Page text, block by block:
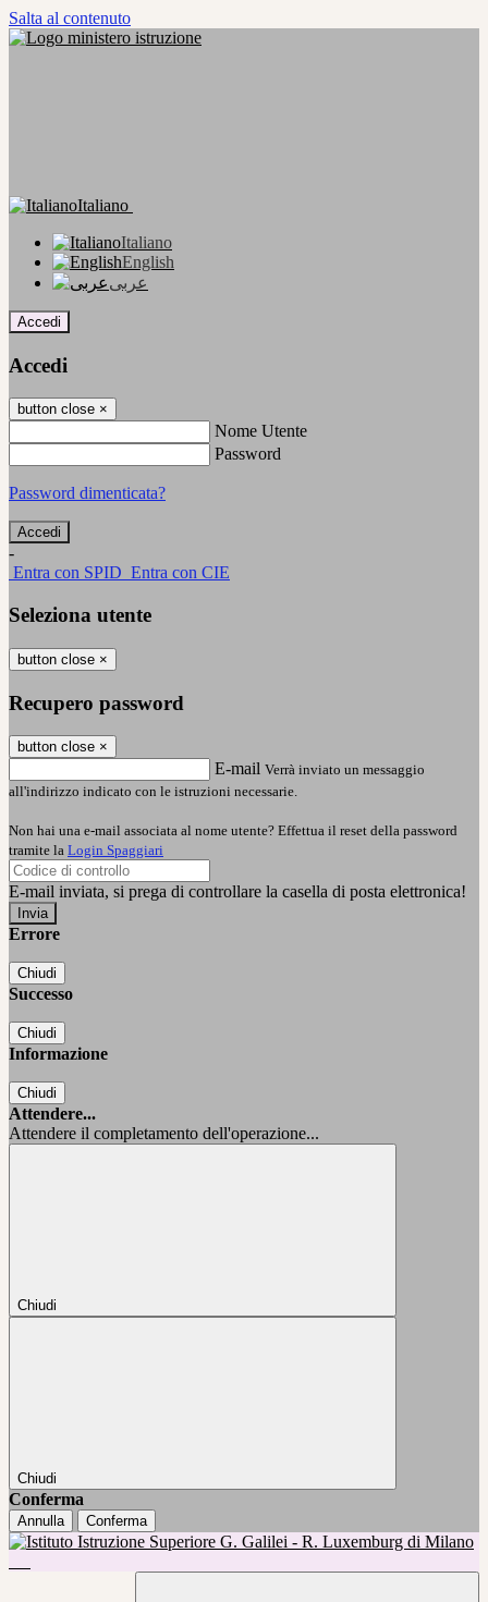
Salta al contenuto
Italiano
Italiano
English
عربى
Accedi
Accedi
button close ×
Nome Utente
Password
Password dimenticata?
-
Entra con SPID Entra con CIE
Seleziona utente
button close ×
Recupero password
button close ×
E-mail Verrà inviato un messaggio
all'indirizzo indicato con le istruzioni necessarie.
Non hai una e-mail associata al nome utente? Effettua il reset della password
tramite la Login Spaggiari
E-mail inviata, si prega di controllare la casella di posta elettronica!
Errore
Chiudi
Successo
Chiudi
Informazione
Chiudi
Attendere...
Attendere il completamento dell'operazione...
Chiudi
Chiudi
Conferma
Annulla Conferma